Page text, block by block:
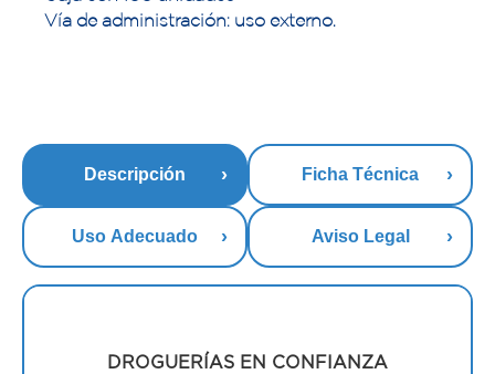
Vía de administración: uso externo.
Descripción Ficha Técnica
Uso Adecuado Aviso Legal
DROGUERÍAS EN CONFIANZA